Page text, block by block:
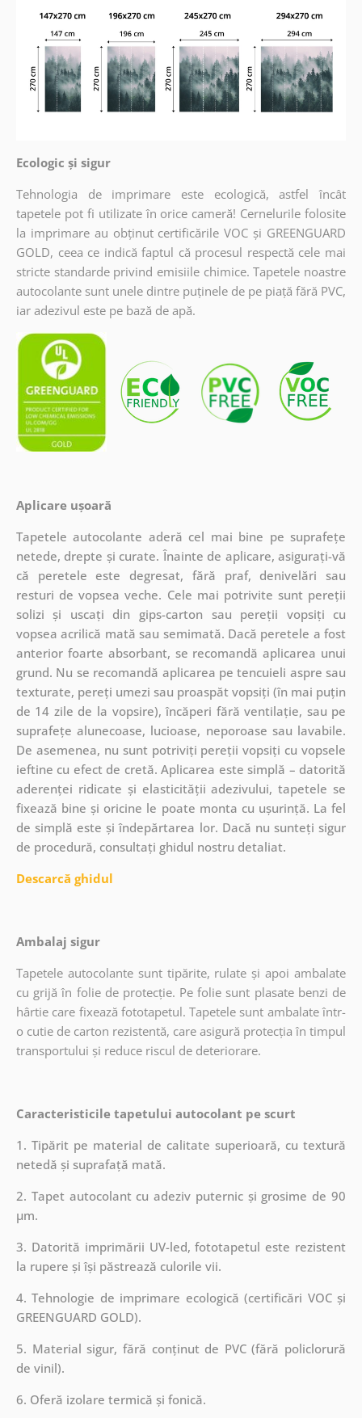
Ecologic și sigur
Tehnologia de imprimare este ecologică, astfel încât
tapetele pot fi utilizate în orice cameră! Cernelurile folosite
la imprimare au obținut certificările VOC și GREENGUARD
GOLD, ceea ce indică faptul că procesul respectă cele mai
stricte standarde privind emisiile chimice. Tapetele noastre
autocolante sunt unele dintre puținele de pe piață fără PVC,
iar adezivul este pe bază de apă.
Aplicare ușoară
Tapetele autocolante aderă cel mai bine pe suprafețe
netede, drepte și curate. Înainte de aplicare, asigurați-vă
că peretele este degresat, fără praf, denivelări sau
resturi de vopsea veche. Cele mai potrivite sunt pereții
solizi și uscați din gips-carton sau pereții vopsiți cu
vopsea acrilică mată sau semimată. Dacă peretele a fost
anterior foarte absorbant, se recomandă aplicarea unui
grund. Nu se recomandă aplicarea pe tencuieli aspre sau
texturate, pereți umezi sau proaspăt vopsiți (în mai puțin
de 14 zile de la vopsire), încăperi fără ventilație, sau pe
suprafețe alunecoase, lucioase, neporoase sau lavabile.
De asemenea, nu sunt potriviți pereții vopsiți cu vopsele
ieftine cu efect de cretă. Aplicarea este simplă – datorită
aderenței ridicate și elasticității adezivului, tapetele se
fixează bine și oricine le poate monta cu ușurință. La fel
de simplă este și îndepărtarea lor. Dacă nu sunteți sigur
de procedură, consultați ghidul nostru detaliat.
Descarcă ghidul
Ambalaj sigur
Tapetele autocolante sunt tipărite, rulate și apoi ambalate
cu grijă în folie de protecție. Pe folie sunt plasate benzi de
hârtie care fixează fototapetul. Tapetele sunt ambalate într-
o cutie de carton rezistentă, care asigură protecția în timpul
transportului și reduce riscul de deteriorare.
Caracteristicile tapetului autocolant pe scurt
1. Tipărit pe material de calitate superioară, cu textură
netedă și suprafață mată.
2. Tapet autocolant cu adeziv puternic și grosime de 90
µm.
3. Datorită imprimării UV-led, fototapetul este rezistent
la rupere și își păstrează culorile vii.
4. Tehnologie de imprimare ecologică (certificări VOC și
GREENGUARD GOLD).
5. Material sigur, fără conținut de PVC (fără policlorură
de vinil).
6. Oferă izolare termică și fonică.